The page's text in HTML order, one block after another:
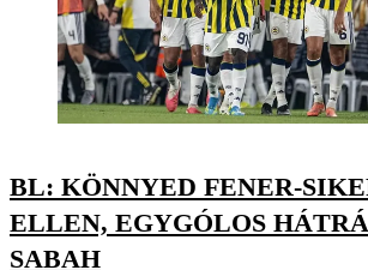
BL: KÖNNYED FENER-
ELLEN, EGYGÓLOS
SABAH